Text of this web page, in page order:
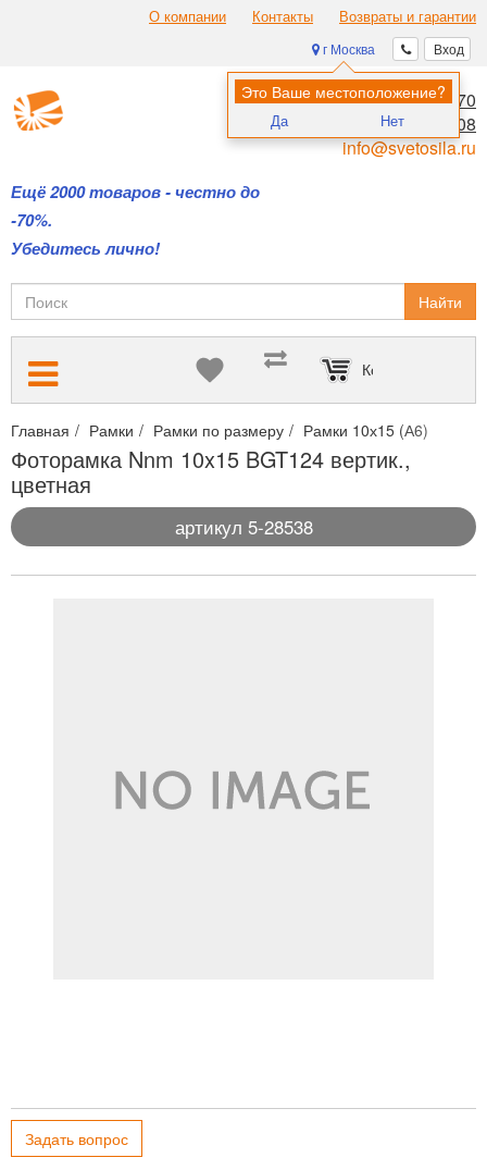
О компании Контакты Возвраты и гарантии
Вход
г Москва
Это Ваше местоположение?
Да Нет
Ещё 2000 товаров - честно до
-70%.
Убедитесь лично!
8 (495) 970-00-70
8 (800) 700-11-08
info@svetosila.ru
Найти
Корзина пуста
Главная Рамки Рамки по размеру Рамки 10х15 (А6)
Фоторамка Nnm 10x15 BGT124 вертик.,
цветная
артикул 5-28538
Задать вопрос